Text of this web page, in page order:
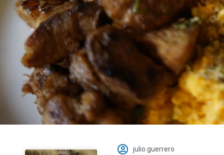
julio.guerrero